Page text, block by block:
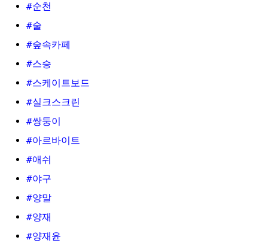
#순천
#술
#숲속카페
#스승
#스케이트보드
#실크스크린
#쌍둥이
#아르바이트
#애쉬
#야구
#양말
#양재
#양재윤